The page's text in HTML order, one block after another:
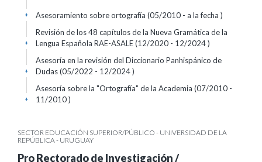
Asesoramiento sobre ortografía (05/2010 - a la fecha )
+
Revisión de los 48 capítulos de la Nueva Gramática de la
Lengua Española RAE-ASALE (12/2020 - 12/2024 )
+
Asesoría en la revisión del Diccionario Panhispánico de
Dudas (05/2022 - 12/2024 )
+
Asesoría sobre la "Ortografía" de la Academia (07/2010 -
11/2010 )
+
SECTOR EDUCACIÓN SUPERIOR/PÚBLICO - UNIVERSIDAD DE LA
REPÚBLICA - URUGUAY
Pro Rectorado de Investigación /